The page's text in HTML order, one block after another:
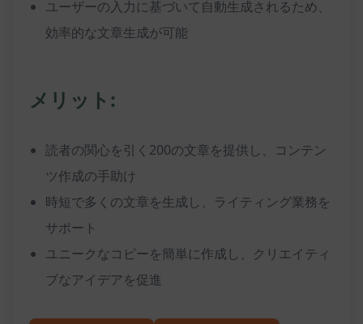
ユーザーの入力に基づいて自動生成されるため、
効率的な文章生成が可能
メリット:
読者の関心を引く200の文章を提供し、コンテン
ツ作成の手助け
時短で多くの文章を生成し、ライティング業務を
サポート
ユニークなコピーを簡単に作成し、クリエイティ
ブなアイデアを促進